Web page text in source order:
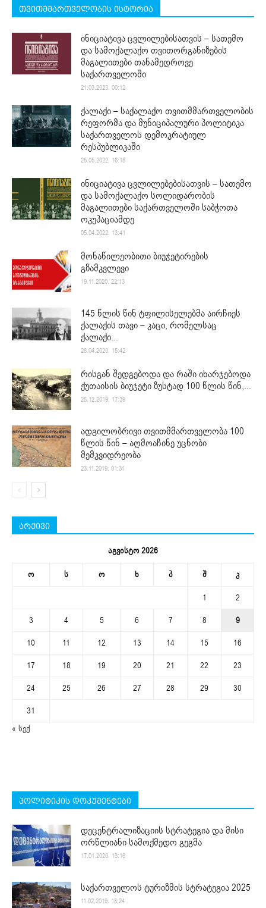
თვითმმართველობის ისტორია
ინიციატივა ცვლილებისათვის – სათემო
და სამოქალაქო თვითორგანიზების
მაგალითები თანამედროვე
საქართველოში
21.03.2023. 00:12
ქალაქი – საქალაქო თვითმმართველობის
რეფორმა და მუნიციპალური პოლიტიკა
საქართველოს დემოკრატიულ
რესპუბლიკაში
25.05.2022. 16:18
ინიციატივა ცვლილებებისათვის – სათემო
და სამოქალაქო სოლიდარობის
მაგალითები საქართველოში საბჭოთა
ოკუპაციამდე
05.04.2022. 13:41
მონაწილეობითი ბიუჯეტირების
გზამკვლევი
19.11.2020. 22:13
145 წლის წინ ტფილისელებმა აირჩიეს
ქალაქის თავი – კაცი, რომელსაც
ქალაქი...
28.04.2020. 15:42
რისგან შედგებოდა და რაში იხარჯებოდა
ქუთაისის ბიუჯეტი ზუსტად 100 წლის წინ,...
25.12.2019. 17:39
ადგილობრივი თვითმმართველობა 100
წლის წინ – აღმოაჩინე უცნობი
მემკვიდრეობა
23.11.2019. 01:31
არქივი
აგვისტო 2026
ო ს ო ხ პ შ კ
1
2
3
4 5 6 7 8
9
10
11 12 13 14 15
16
17
18 19 20 21 22
23
24
25 26 27 28 29
30
31
« სექ
პოლიტიკის დოკუმენტები
დეცენტრალიზაციის სტრატეგია და მისი
ორწლიანი სამოქმედო გეგმა
17.01.2020. 13:16
საქართველოს ტურიზმის სტრატეგია 2025
11.02.2019. 18:24